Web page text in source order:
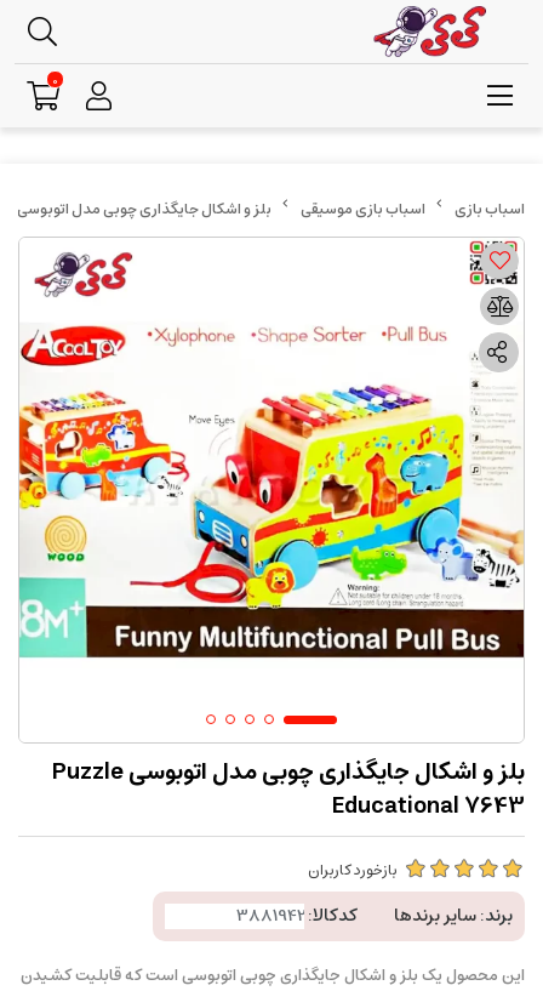
اسباب بازی موسیقی بلز و اشکال جایگذاری چوبی مدل اتوبوسی Puzzle Educational 7643
بلز و اشکال جایگذاری چوبی مدل اتوبوسی Puzzle
Educational 7643
بازخورد کاربران
برند:سایر برندها کدکالا:
این محصول یک بلز و اشکال جایگذاری چوبی اتوبوسی است که قابلیت کشیدن
0